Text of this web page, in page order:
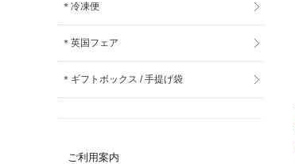
＊冷凍便
＊英国フェア
＊ギフトボックス / 手提げ袋
ご利用案内